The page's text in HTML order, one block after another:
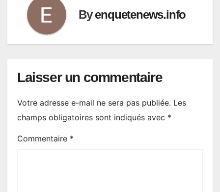
Byenquetenews.info
Laisser un commentaire
Votre adresse e-mail ne sera pas publiée. Les
champs obligatoires sont indiqués avec *
Commentaire *